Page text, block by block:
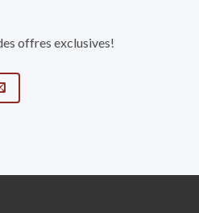
offres exclusives!